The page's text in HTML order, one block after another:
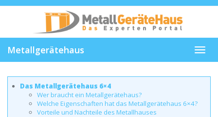
Skip
Metallgerätehaus
Das Metallgerätehaus 6×4
Wer braucht ein Metallgerätehaus?
Welche Eigenschaften hat das Metallgerätehaus 6×4?
Vorteile und Nachteile des Metallhauses